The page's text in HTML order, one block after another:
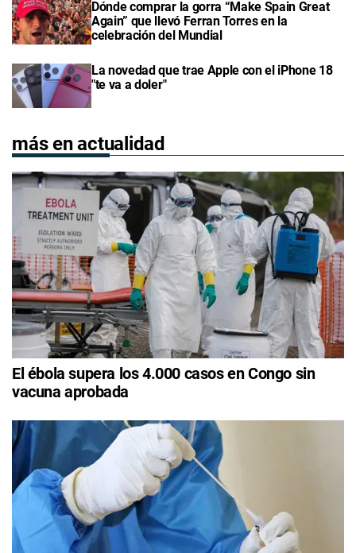
Dónde comprar la gorra “Make Spain Great
Again” que llevó Ferran Torres en la
celebración del Mundial
La novedad que trae Apple con el iPhone 18
"te va a doler"
más en actualidad
El ébola supera los 4.000 casos en Congo sin
vacuna aprobada